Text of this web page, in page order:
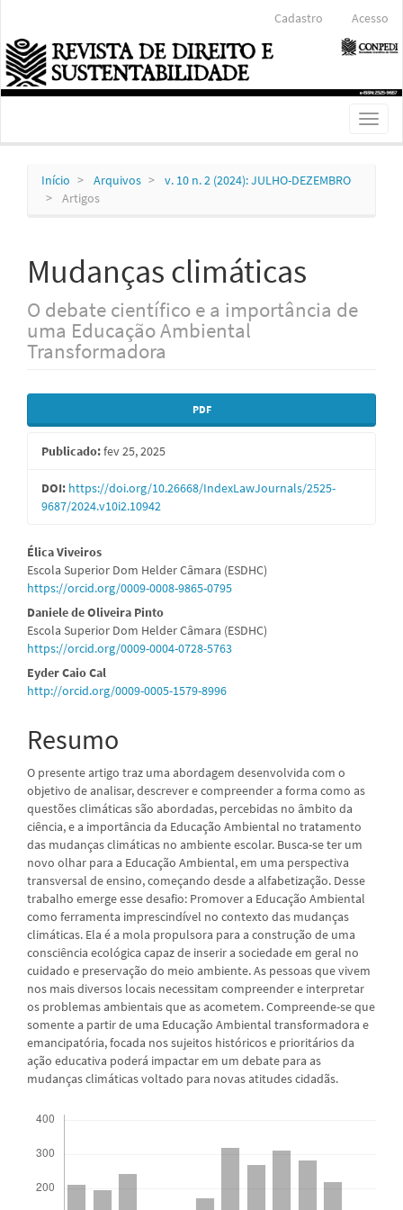
Conteúdo
principal
Barra
Lateral
Cadastro Acesso
Toggle
Início Arquivos
v. 10 n. 2 (2024): JULHO-DEZEMBRO
Artigos
Mudanças climáticas
O debate científico e a importância de
uma Educação Ambiental
Transformadora
Barra
lateral
de
artigos
PDF
Publicado:fev 25, 2025
DOI: https://doi.org/10.26668/IndexLawJournals/2525-
9687/2024.v10i2.10942
Conteúdo
do
artigo
principal
Élica Viveiros
Escola Superior Dom Helder Câmara (ESDHC)
https://orcid.org/0009-0008-9865-0795
Daniele de Oliveira Pinto
Escola Superior Dom Helder Câmara (ESDHC)
https://orcid.org/0009-0004-0728-5763
Eyder Caio Cal
http://orcid.org/0009-0005-1579-8996
Resumo
O presente artigo traz uma abordagem desenvolvida com o
objetivo de analisar, descrever e compreender a forma como as
questões climáticas são abordadas, percebidas no âmbito da
ciência, e a importância da Educação Ambiental no tratamento
das mudanças climáticas no ambiente escolar. Busca-se ter um
novo olhar para a Educação Ambiental, em uma perspectiva
transversal de ensino, começando desde a alfabetização. Desse
trabalho emerge esse desafio: Promover a Educação Ambiental
como ferramenta imprescindível no contexto das mudanças
climáticas. Ela é a mola propulsora para a construção de uma
consciência ecológica capaz de inserir a sociedade em geral no
cuidado e preservação do meio ambiente. As pessoas que vivem
nos mais diversos locais necessitam compreender e interpretar
os problemas ambientais que as acometem. Compreende-se que
somente a partir de uma Educação Ambiental transformadora e
emancipatória, focada nos sujeitos históricos e prioritários da
ação educativa poderá impactar em um debate para as
mudanças climáticas voltado para novas atitudes cidadãs.